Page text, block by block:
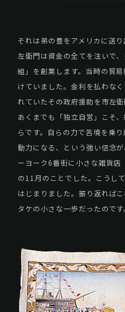
それは弟の豊をアメリカに送
左衛門は資金の全てを注いで
組」を創業します。当時の貿
けていました。金利を払わな
れていたその政府援助を市左
あくまでも「独立自営」こそ
らです。自らの力で苦境を乗
動力になる、という強い信念
ーヨーク6番街に小さな雑貨
の11月のことでした。こうし
はじまりました。振り返れば
タケの小さな一歩だったのです